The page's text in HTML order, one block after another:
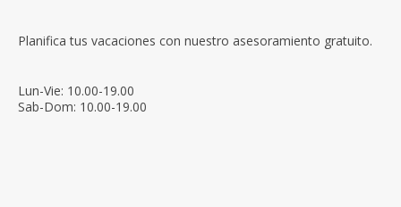
Planifica tus vacaciones con nuestro asesoramiento gratuito.
Lun-Vie: 10.00-19.00
Sab-Dom: 10.00-19.00